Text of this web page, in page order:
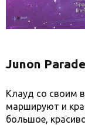
Junon Parade
Клауд со своим
маршируют и
большое,